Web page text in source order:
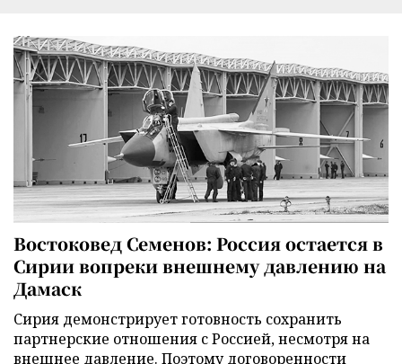
Востоковед Семенов: Россия остается в
Сирии вопреки внешнему давлению на
Дамаск
Сирия демонстрирует готовность сохранить
партнерские отношения с Россией, несмотря на
внешнее давление. Поэтому договоренности